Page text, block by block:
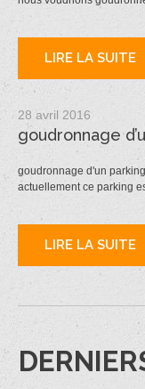
LIRE LA SUITE
28 avril 2016
goudronnage
goudronnage d'un
actuellement ce parking
LIRE LA SUITE